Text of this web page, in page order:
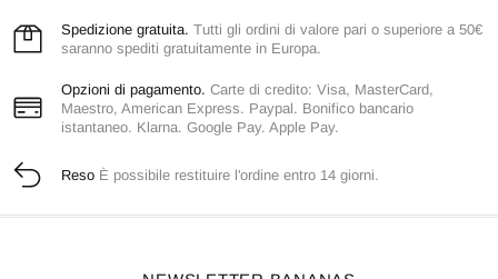
Spedizione gratuita. Tutti gli ordini di valore pari o superiore a 50€
saranno spediti gratuitamente in Europa.
Opzioni di pagamento. Carte di credito: Visa, MasterCard,
Maestro, American Express. Paypal. Bonifico bancario
istantaneo. Klarna. Google Pay. Apple Pay.
Reso È possibile restituire l'ordine entro 14 giorni.